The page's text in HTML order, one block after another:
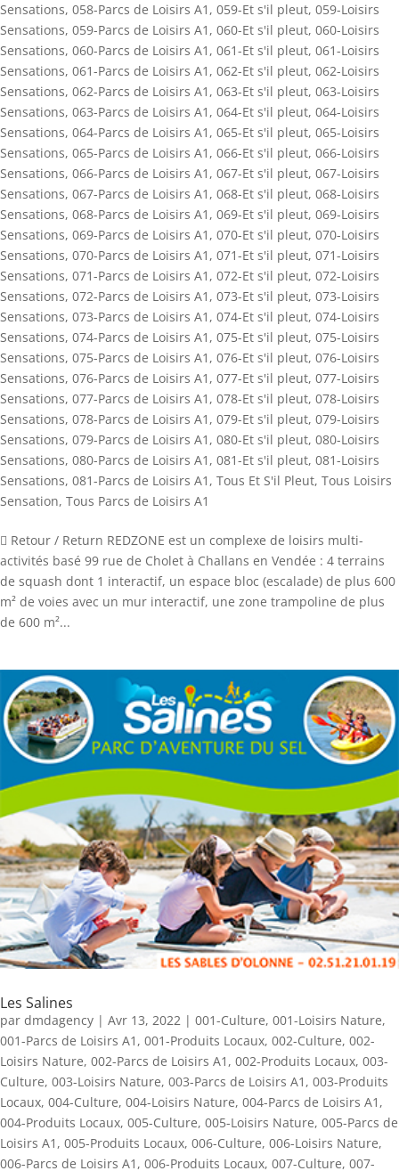
Sensations, 058-Parcs de Loisirs A1 , 059-Et s'il pleut, 059-Loisirs
Sensations, 059-Parcs de Loisirs A1 , 060-Et s'il pleut, 060-Loisirs
Sensations, 060-Parcs de Loisirs A1 , 061-Et s'il pleut, 061-Loisirs
Sensations, 061-Parcs de Loisirs A1 , 062-Et s'il pleut, 062-Loisirs
Sensations, 062-Parcs de Loisirs A1 , 063-Et s'il pleut, 063-Loisirs
Sensations, 063-Parcs de Loisirs A1 , 064-Et s'il pleut, 064-Loisirs
Sensations, 064-Parcs de Loisirs A1 , 065-Et s'il pleut, 065-Loisirs
Sensations, 065-Parcs de Loisirs A1 , 066-Et s'il pleut, 066-Loisirs
Sensations, 066-Parcs de Loisirs A1 , 067-Et s'il pleut, 067-Loisirs
Sensations, 067-Parcs de Loisirs A1 , 068-Et s'il pleut, 068-Loisirs
Sensations, 068-Parcs de Loisirs A1 , 069-Et s'il pleut, 069-Loisirs
Sensations, 069-Parcs de Loisirs A1 , 070-Et s'il pleut, 070-Loisirs
Sensations, 070-Parcs de Loisirs A1 , 071-Et s'il pleut, 071-Loisirs
Sensations, 071-Parcs de Loisirs A1 , 072-Et s'il pleut, 072-Loisirs
Sensations, 072-Parcs de Loisirs A1 , 073-Et s'il pleut, 073-Loisirs
Sensations, 073-Parcs de Loisirs A1 , 074-Et s'il pleut, 074-Loisirs
Sensations, 074-Parcs de Loisirs A1 , 075-Et s'il pleut, 075-Loisirs
Sensations, 075-Parcs de Loisirs A1 , 076-Et s'il pleut, 076-Loisirs
Sensations, 076-Parcs de Loisirs A1 , 077-Et s'il pleut, 077-Loisirs
Sensations, 077-Parcs de Loisirs A1 , 078-Et s'il pleut, 078-Loisirs
Sensations, 078-Parcs de Loisirs A1 , 079-Et s'il pleut, 079-Loisirs
Sensations, 079-Parcs de Loisirs A1 , 080-Et s'il pleut, 080-Loisirs
Sensations, 080-Parcs de Loisirs A1 , 081-Et s'il pleut, 081-Loisirs
Sensations, 081-Parcs de Loisirs A1 , Tous Et S'il Pleut, Tous Loisirs
Sensation, Tous Parcs de Loisirs A1
 Retour / Return REDZONE est un complexe de loisirs multi-
activités basé 99 rue de Cholet à Challans en Vendée : 4 terrains
de squash dont 1 interactif, un espace bloc (escalade) de plus 600
m² de voies avec un mur interactif, une zone trampoline de plus
de 600 m²...
Les Salines
par dmdagency | Avr 13, 2022 | 001-Culture, 001-Loisirs Nature,
001-Parcs de Loisirs A1 , 001-Produits Locaux, 002-Culture, 002-
Loisirs Nature, 002-Parcs de Loisirs A1 , 002-Produits Locaux, 003-
Culture, 003-Loisirs Nature, 003-Parcs de Loisirs A1 , 003-Produits
Locaux, 004-Culture, 004-Loisirs Nature, 004-Parcs de Loisirs A1 ,
004-Produits Locaux, 005-Culture, 005-Loisirs Nature, 005-Parcs de
Loisirs A1 , 005-Produits Locaux, 006-Culture, 006-Loisirs Nature,
006-Parcs de Loisirs A1 , 006-Produits Locaux, 007-Culture, 007-